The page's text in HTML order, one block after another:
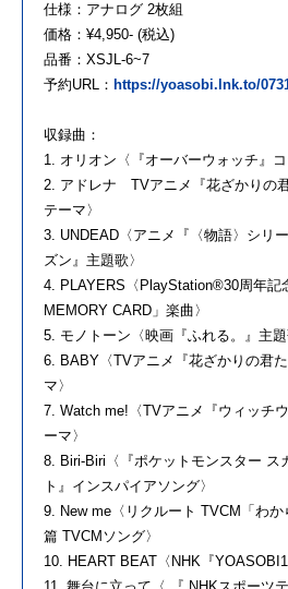
仕様：アナログ 2枚組
価格：¥4,950- (税込)
品番：XSJL-6~7
予約URL： https://yoasobi.lnk.to/
収録曲：
1. オリオン〈『オーバーウォッチ』コ
2. アドレナ TVアニメ『花ざかりの
テーマ〉
3. UNDEAD〈アニメ『〈物語〉シリ
ズン』主題歌〉
4. PLAYERS〈PlayStation®30周年記
MEMORY CARD」楽曲〉
5. モノトーン〈映画『ふれる。』主題
6. BABY〈TVアニメ『花ざかりの君
マ〉
7. Watch me!〈TVアニメ『ウィッチ
ーマ〉
8. Biri-Biri〈『ポケットモンスター ス
ト』インスパイアソング〉
9. New me〈リクルート TVCM「わか
篇 TVCMソング〉
10. HEART BEAT〈NHK『